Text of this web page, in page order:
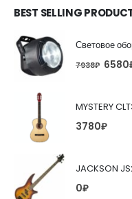
BEST SELLING
Световое
7938₽ 6580
MYSTERY
3780₽
0₽